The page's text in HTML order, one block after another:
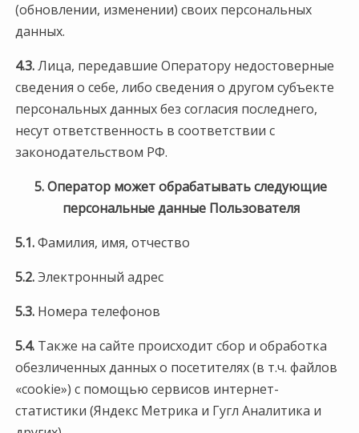
(обновлении, изменении) своих персональных
данных.
4.3.Лица, передавшие Оператору недостоверные
сведения о себе, либо сведения о другом субъекте
персональных данных без согласия последнего,
несут ответственность в соответствии с
законодательством РФ.
5. Оператор может обрабатывать следующие
персональные данные Пользователя
5.1.Фамилия, имя, отчество
5.2.Электронный адрес
5.3. Номера телефонов
5.4. Также на сайте происходит сбор и обработка
обезличенных данных о посетителях (в т.ч. файлов
«cookie») с помощью сервисов интернет-
статистики (Яндекс Метрика и Гугл Аналитика и